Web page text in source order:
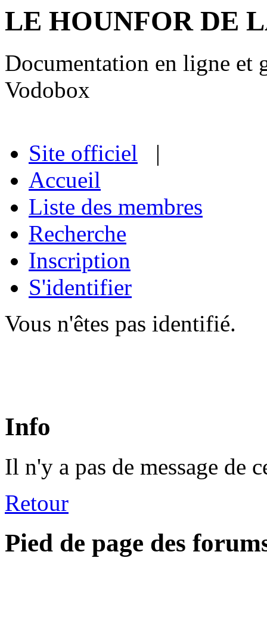
LE HOUNFOR DE
Documentation en ligne et
Vodobox
Site officiel |
Accueil
Liste des membres
Recherche
Inscription
S'identifier
Vous n'êtes pas identifié.
Info
Il n'y a pas de message de
Retour
Pied de page des